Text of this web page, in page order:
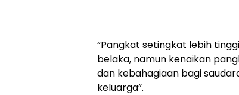
“Pangkat setingkat lebih
belaka, namun kenaikan
dan kebahagiaan bagi
keluarga”.